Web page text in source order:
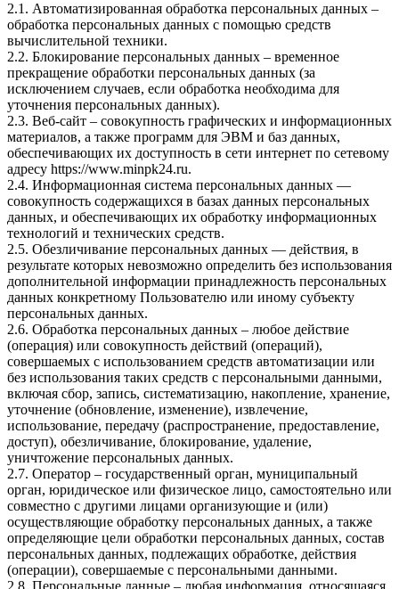
2.1. Автоматизированная обработка персональных данных –
обработка персональных данных с помощью средств
вычислительной техники.
2.2. Блокирование персональных данных – временное
прекращение обработки персональных данных (за
исключением случаев, если обработка необходима для
уточнения персональных данных).
2.3. Веб-сайт – совокупность графических и информационных
материалов, а также программ для ЭВМ и баз данных,
обеспечивающих их доступность в сети интернет по сетевому
адресу https://www.minpk24.ru.
2.4. Информационная система персональных данных —
совокупность содержащихся в базах данных персональных
данных, и обеспечивающих их обработку информационных
технологий и технических средств.
2.5. Обезличивание персональных данных — действия, в
результате которых невозможно определить без использования
дополнительной информации принадлежность персональных
данных конкретному Пользователю или иному субъекту
персональных данных.
2.6. Обработка персональных данных – любое действие
(операция) или совокупность действий (операций),
совершаемых с использованием средств автоматизации или
без использования таких средств с персональными данными,
включая сбор, запись, систематизацию, накопление, хранение,
уточнение (обновление, изменение), извлечение,
использование, передачу (распространение, предоставление,
доступ), обезличивание, блокирование, удаление,
уничтожение персональных данных.
2.7. Оператор – государственный орган, муниципальный
орган, юридическое или физическое лицо, самостоятельно или
совместно с другими лицами организующие и (или)
осуществляющие обработку персональных данных, а также
определяющие цели обработки персональных данных, состав
персональных данных, подлежащих обработке, действия
(операции), совершаемые с персональными данными.